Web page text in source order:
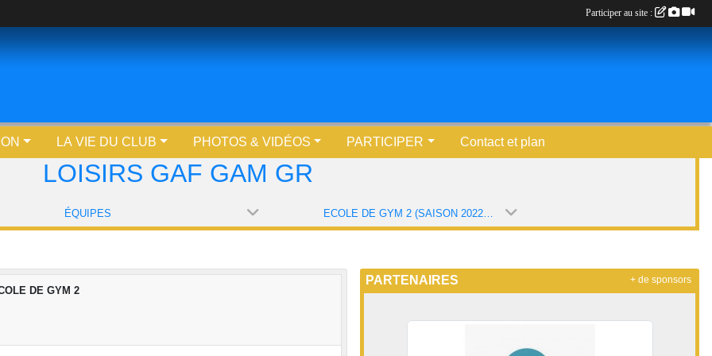
LA VIE DU CLUB PHOTOS & VIDÉOS PARTICIPER Contact et plan
LOISIRS GAF GAM GR
ÉQUIPES ECOLE DE GYM 2 (SAISON 2022-2023)
DE GYM 2
PARTENAIRES + de sponsors
Participer au site :